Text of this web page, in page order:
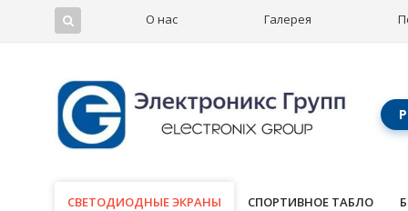
О нас Галерея
СВЕТОДИОДНЫЕ ЭКРАНЫ
СВЕТОДИОДНЫЕ ЭКРАНЫ СПОРТИВНОЕ ТАБЛО